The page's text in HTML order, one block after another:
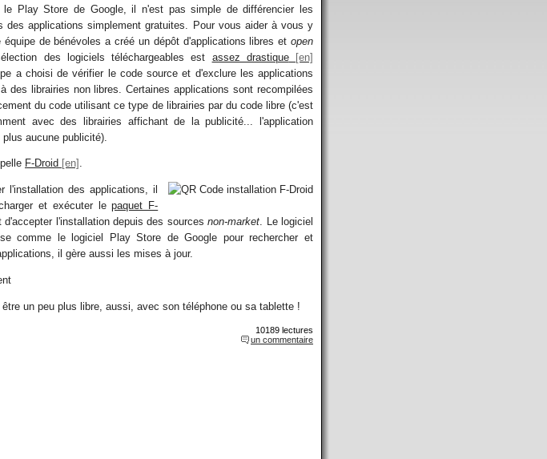
le Play Store de Google, il n'est pas simple de différencier les
des applications simplement gratuites. Pour vous aider à vous y
équipe de bénévoles a créé un dépôt d'applications libres et open
des logiciels téléchargeables est assez drastique
a choisi de vérifier le code source et d'exclure les applications
des librairies non libres. Certaines applications sont recompilées
du code utilisant ce type de librairies par du code libre (c'est
avec des librairies affichant de la publicité... l'application
aucune publicité).
F-Droid .
l'installation des applications, il
et exécuter lepaquet F-
d'accepter l'installation depuis des sourcesnon-market. Le logiciel
comme le logiciel Play Store de Google pour rechercher et
il gère aussi les mises à jour.
un peu plus libre, aussi, avec son téléphone ou sa tablette !
10189 lectures
un commentaire